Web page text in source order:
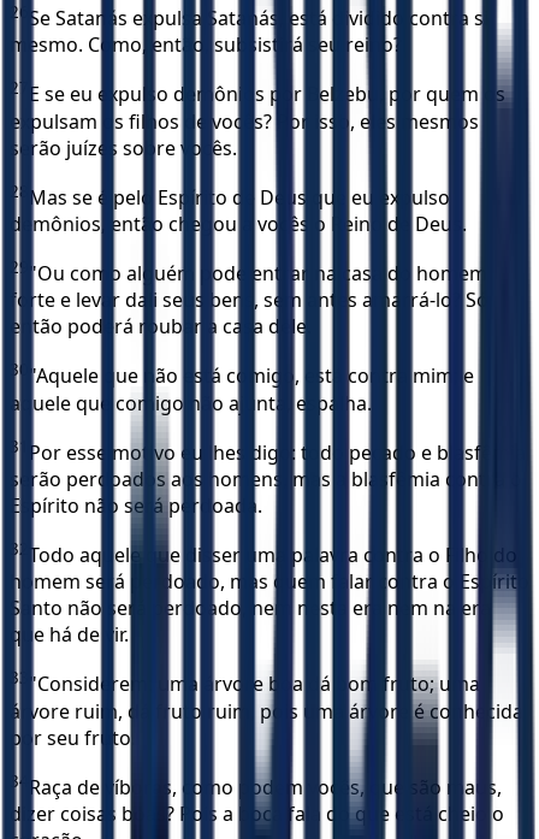
26 Se Satanás expulsa Satanás, está dividido contra si
mesmo. Como, então, subsistirá seu reino?
27 E se eu expulso demônios por Belzebu, por quem os
expulsam os filhos de vocês? Por isso, eles mesmos
serão juízes sobre vocês.
28 Mas se é pelo Espírito de Deus que eu expulso
demônios, então chegou a vocês o Reino de Deus.
29 "Ou como alguém pode entrar na casa do homem
forte e levar dali seus bens, sem antes amarrá-lo? Só
então poderá roubar a casa dele.
30 "Aquele que não está comigo, está contra mim; e
aquele que comigo não ajunta, espalha.
31
Por esse motivo eu lhes digo: todo pecado e blasfêmia
serão perdoados aos homens, mas a blasfêmia contra o
Espírito não será perdoada.
32 Todo aquele que disser uma palavra contra o Filho do
homem será perdoado, mas quem falar contra o Espírito
Santo não será perdoado, nem nesta era nem na era
que há de vir.
33 "Considerem: uma árvore boa dá bom fruto; uma
árvore ruim, dá fruto ruim, pois uma árvore é conhecida
por seu fruto.
34 Raça de víboras, como podem vocês, que são maus,
dizer coisas boas? Pois a boca fala do que está cheio o